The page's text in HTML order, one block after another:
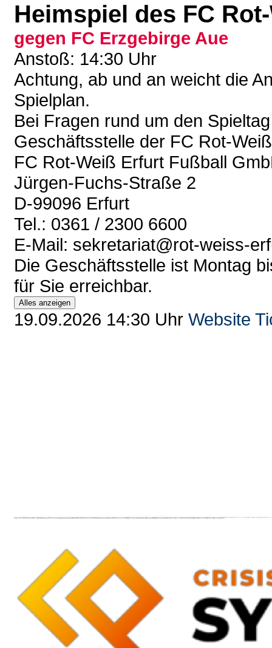
Heimspiel des FC
gegen FC Erzgebirge Aue
Anstoß: 14:30 Uhr
Achtung, ab und an weicht die
Spielplan.
Bei Fragen rund um den
Geschäftsstelle der FC Rot-
FC Rot-Weiß Erfurt Fußball
Jürgen-Fuchs-Straße 2
D-99096 Erfurt
Tel.: 0361 / 2300 6600
E-Mail: sekretariat@rot-weiss-
Die Geschäftsstelle ist Montag
für Sie erreichbar.
Alles anzeigen
19.09.2026 14:30 Uhr Website